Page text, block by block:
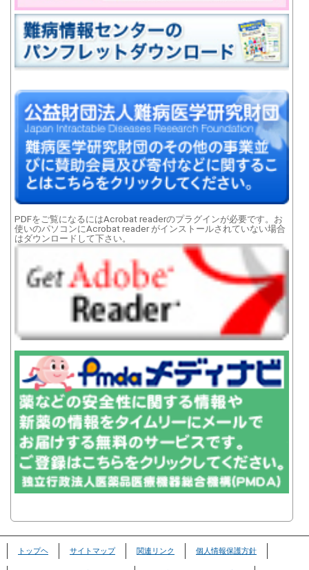
PDFをご覧になるにはAcrobat readerのプラグインが必要です。お
使いのパソコンにAcrobat reader がインストールされていない場合
はダウンロードして下さい。
トップヘ サイトマップ 関連リンク 個人情報保護方針